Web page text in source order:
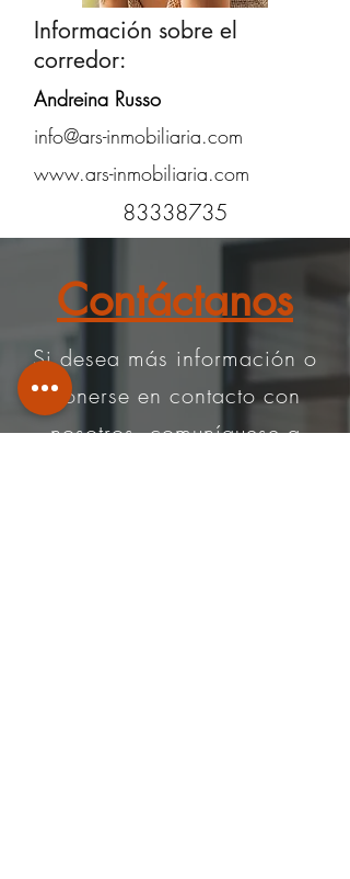
Información sobre el
corredor:
Andreina Russo
info@ars-inmobiliaria.com
www.ars-inmobiliaria.com
83338735
Contáctanos
Si desea más información o
ponerse en contacto con
nosotros, comuníquese a